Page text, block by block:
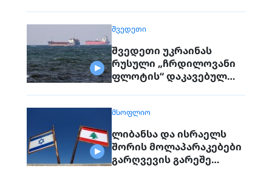
ᲨᲕᲔᲓᲔᲗᲘ
შვედეთი უკრაინას
რუსული „ჩრდილოვანი
ფლოტის“ დაკავებულ
ᲛᲡᲝᲤᲚᲘᲝ
ლიბანსა და ისრაელს
შორის მოლაპარაკებები
გარღვევის გარეშე